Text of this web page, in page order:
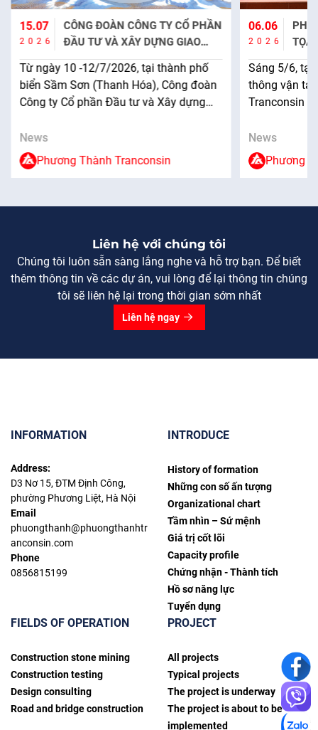
15.07
2026
CÔNG ĐOÀN CÔNG TY CỔ PHẦN
ĐẦU TƯ VÀ XÂY DỰNG GIAO
THÔNG PHƯƠNG THÀNH TỔ
CHỨC THÀNH CÔNG CHUYẾN
NGHỈ MÁT HÈ 2026 TẠI FLC
SẦM SƠN
Từ ngày 10 -12/7/2026, tại thành phố
biển Sầm Sơn (Thanh Hóa), Công đoàn
Công ty Cổ phần Đầu tư và Xây dựng
chức chương trình nghỉ mát hè cho cán
bộ, công nhân viên (CBCNV) và gia đình.
Sự kiện diễn ra trong không khí vui […]
News
Phương Thành Tranconsin
06.06
2026
TỌA
Sáng 5/6, tại
thông vận
Tranconsin
ngành Công
Sự kiện có
nghiệp hoạt
News
Phương
Liên hệ với chúng tôi
Chúng tôi luôn sẵn sàng lắng nghe và hỗ trợ bạn. Để biết
thêm thông tin về các dự án, vui lòng để lại thông tin chúng
tôi sẽ liên hệ lại trong thời gian sớm nhất
Liên hệ ngay
INFORMATION
Address:
D3 Nơ 15, ĐTM Định Công,
phường Phương Liệt, Hà Nội
Email
phuongthanh@phuongthanhtr
anconsin.com
Phone
0856815199
INTRODUCE
History of formation
Những con số ấn tượng
Organizational chart
Tầm nhìn – Sứ mệnh
Giá trị cốt lõi
Capacity profile
Chứng nhận - Thành tích
Hồ sơ năng lực
Tuyển dụng
FIELDS OF OPERATION
Construction stone mining
Construction testing
Design consulting
Road and bridge construction
PROJECT
All projects
Typical projects
The project is underway
The project is about to be
implemented